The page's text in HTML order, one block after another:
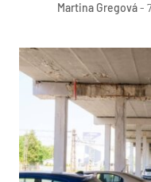
Martina Gregová-